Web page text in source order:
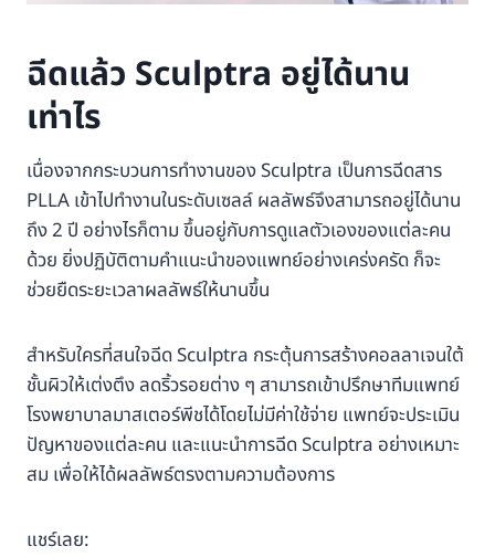
ฉีดแล้ว Sculptra อยู่ได้นาน
เท่าไร
เนื่องจากกระบวนการทำงานของ Sculptra เป็นการฉีดสาร
PLLA เข้าไปทำงานในระดับเซลล์ ผลลัพธ์จึงสามารถอยู่ได้นาน
ถึง 2 ปี อย่างไรก็ตาม ขึ้นอยู่กับการดูแลตัวเองของแต่ละคน
ด้วย ยิ่งปฏิบัติตามคำแนะนำของแพทย์อย่างเคร่งครัด ก็จะ
ช่วยยืดระยะเวลาผลลัพธ์ให้นานขึ้น
สำหรับใครที่สนใจฉีด Sculptra กระตุ้นการสร้างคอลลาเจนใต้
ชั้นผิวให้เต่งตึง ลดริ้วรอยต่าง ๆ สามารถเข้าปรึกษาทีมแพทย์
โรงพยาบาลมาสเตอร์พีชได้โดยไม่มีค่าใช้จ่าย แพทย์จะประเมิน
ปัญหาของแต่ละคน และแนะนำการฉีด Sculptra อย่างเหมาะ
สม เพื่อให้ได้ผลลัพธ์ตรงตามความต้องการ
แชร์เลย: